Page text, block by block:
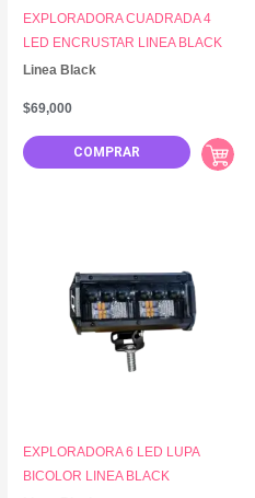
Linea Black
EXPLORADORA CUADRADA 4
LED ENCRUSTAR LINEA BLACK
COMPRAR
$69,000
EXPLORADORA 6 LED LUPA
BICOLOR LINEA BLACK